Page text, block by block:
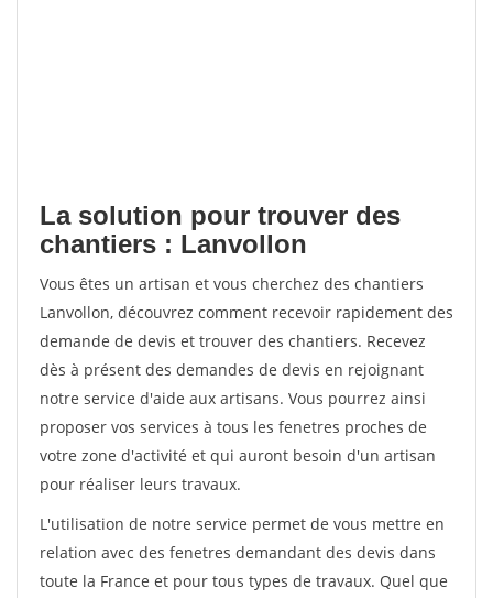
La solution pour trouver des
chantiers : Lanvollon
Vous êtes un artisan et vous cherchez des chantiers
Lanvollon, découvrez comment recevoir rapidement des
demande de devis et trouver des chantiers. Recevez
dès à présent des demandes de devis en rejoignant
notre service d'aide aux artisans. Vous pourrez ainsi
proposer vos services à tous les fenetres proches de
votre zone d'activité et qui auront besoin d'un artisan
pour réaliser leurs travaux.
L'utilisation de notre service permet de vous mettre en
relation avec des fenetres demandant des devis dans
toute la France et pour tous types de travaux. Quel que